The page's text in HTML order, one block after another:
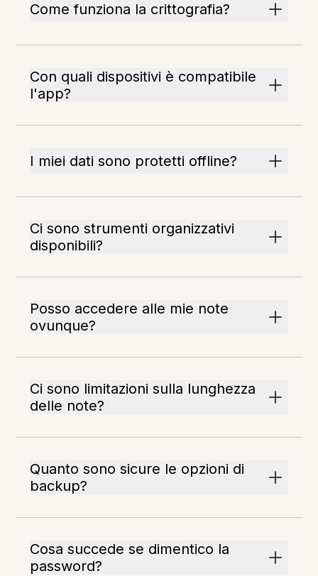
Come funziona la crittografia?
Con quali dispositivi è compatibile
l'app?
I miei dati sono protetti offline?
Ci sono strumenti organizzativi
disponibili?
Posso accedere alle mie note
ovunque?
Ci sono limitazioni sulla lunghezza
delle note?
Quanto sono sicure le opzioni di
backup?
Cosa succede se dimentico la
password?